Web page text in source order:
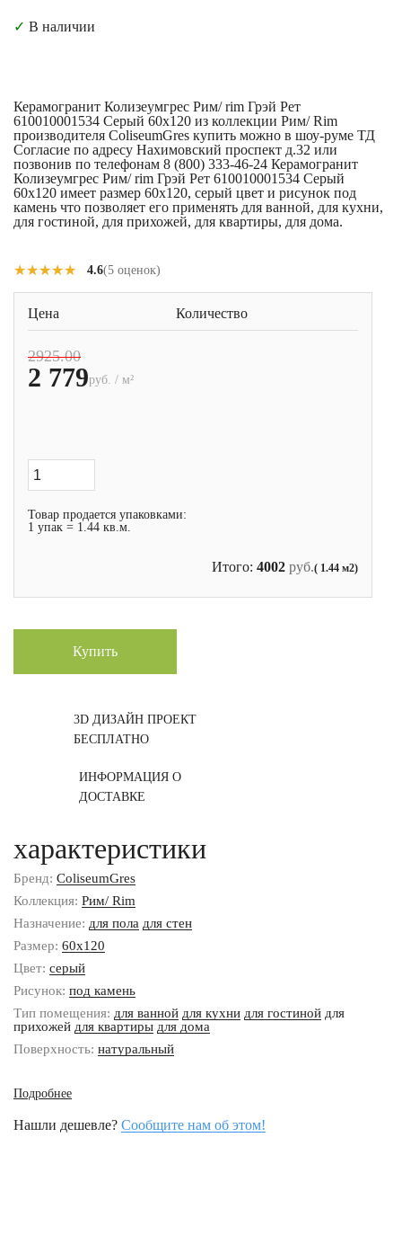
✓ В наличии
Керамогранит Колизеумгрес Рим/ rim Грэй Рет
610010001534 Серый 60x120 из коллекции Рим/ Rim
производителя ColiseumGres купить можно в шоу-руме ТД
Согласие по адресу Нахимовский проспект д.32 или
позвонив по телефонам 8 (800) 333-46-24 Керамогранит
Колизеумгрес Рим/ rim Грэй Рет 610010001534 Серый
60x120 имеет размер 60x120, серый цвет и рисунок под
камень что позволяет его применять для ванной, для кухни,
для гостиной, для прихожей, для квартиры, для дома.
★★★★★
★★★★★ 4.6(5 оценок)
Цена Количество
2925.00
2 779руб. / м²
Товар продается упаковками:
1 упак = 1.44 кв.м.
Итого: 4002 руб.( 1.44 м2)
Купить
3D ДИЗАЙН ПРОЕКТ
БЕСПЛАТНО
ИНФОРМАЦИЯ О
ДОСТАВКЕ
характеристики
Бренд: ColiseumGres
Коллекция: Рим/ Rim
Назначение: для пола для стен
Размер: 60x120
Цвет: серый
Рисунок: под камень
Тип помещения: для ванной для кухни для гостиной для
прихожей для квартиры для дома
Поверхность: натуральный
Подробнее
Нашли дешевле? Сообщите нам об этом!